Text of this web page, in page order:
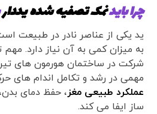
چرا بایدنمک تصفیه شده یددار
ید یکی از عناصر نادر در طبیعت
به میزان کمی به آن نیاز دارد. مهم
شرکت در ساختمان هورمون های
مهمی در رشد و تکامل اندام های
عملکرد طبیعی مغز، حفظ دمای
ساز ایفا می کند.